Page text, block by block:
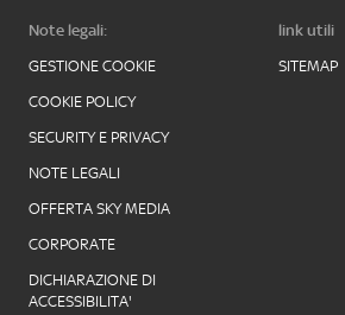
Note legali:
GESTIONE COOKIE
COOKIE POLICY
SECURITY E PRIVACY
NOTE LEGALI
OFFERTA SKY MEDIA
CORPORATE
DICHIARAZIONE DI
ACCESSIBILITA'
link utili
SITEMAP